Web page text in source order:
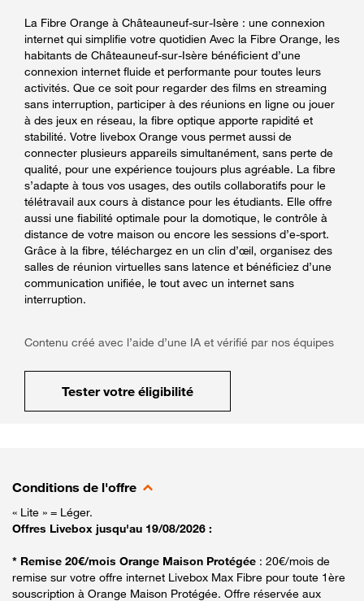
La Fibre Orange à Châteauneuf-sur-Isère : une connexion
internet qui simplifie votre quotidien Avec la Fibre Orange, les
habitants de Châteauneuf-sur-Isère bénéficient d’une
connexion internet fluide et performante pour toutes leurs
activités. Que ce soit pour regarder des films en streaming
sans interruption, participer à des réunions en ligne ou jouer
à des jeux en réseau, la fibre optique apporte rapidité et
stabilité. Votre livebox Orange vous permet aussi de
connecter plusieurs appareils simultanément, sans perte de
qualité, pour une expérience toujours plus agréable. La fibre
s’adapte à tous vos usages, des outils collaboratifs pour le
télétravail aux cours à distance pour les étudiants. Elle offre
aussi une fiabilité optimale pour la domotique, le contrôle à
distance de votre maison ou encore les sessions d’e-sport.
Grâce à la fibre, téléchargez en un clin d’œil, organisez des
salles de réunion virtuelles sans latence et bénéficiez d’une
communication unifiée, le tout avec un internet sans
interruption.
Contenu créé avec l’aide d’une IA et vérifié par nos équipes
Tester votre éligibilité
Conditions de l'offre
« Lite » = Léger.
Offres Livebox jusqu'au 19/08/2026 :
* Remise 20€/mois Orange Maison Protégée : 20€/mois de
remise sur votre offre internet Livebox Max Fibre pour toute 1ère
souscription à Orange Maison Protégée. Offre réservée aux